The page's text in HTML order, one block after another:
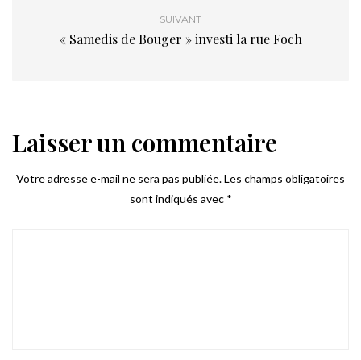
SUIVANT
« Samedis de Bouger » investi la rue Foch
Laisser un commentaire
Votre adresse e-mail ne sera pas publiée.Les champs obligatoires
sont indiqués avec *